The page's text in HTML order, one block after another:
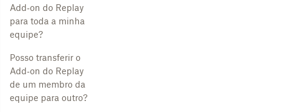
Add‑on do Replay
para toda a minha
equipe?
Posso transferir o
Add‑on do Replay
de um membro da
equipe para outro?